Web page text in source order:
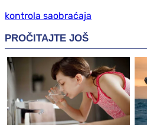
kontrola saobraćaja